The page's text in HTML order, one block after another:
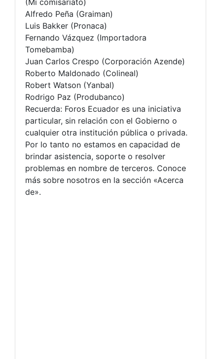
(Mi comisariato)
Alfredo Peña (Graiman)
Luis Bakker (Pronaca)
Fernando Vázquez (Importadora
Tomebamba)
Juan Carlos Crespo (Corporación Azende)
Roberto Maldonado (Colineal)
Robert Watson (Yanbal)
Rodrigo Paz (Produbanco)
Recuerda: Foros Ecuador es una iniciativa
particular, sin relación con el Gobierno o
cualquier otra institución pública o privada.
Por lo tanto no estamos en capacidad de
brindar asistencia, soporte o resolver
problemas en nombre de terceros. Conoce
más sobre nosotros en la sección «Acerca
de».